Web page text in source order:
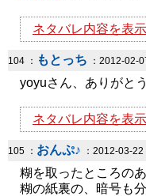
ネタバレ内容を表示
104 ： もとっち ：2012-02-
yoyuさん、ありがと
ネタバレ内容を表示
105 ： おんぷ♪ ：2012-03-
糊を取ったところの
糊の紙裏の、暗号も